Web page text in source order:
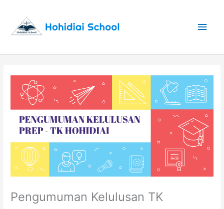
content
Main
Pengumuman Kelulusan TK